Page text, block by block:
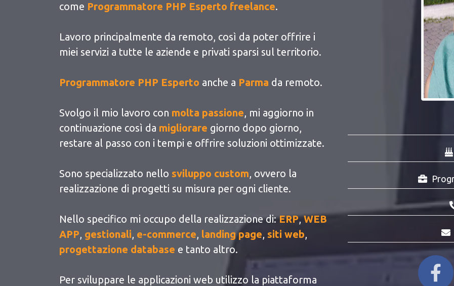
come Programmatore PHP Esperto freelance.
Lavoro principalmente da remoto, così da poter offrire i
miei servizi a tutte le aziende e privati sparsi sul territorio.
Programmatore PHP Esperto anche a Parma da remoto.
Svolgo il mio lavoro con molta passione, mi aggiorno in
continuazione così da migliorare giorno dopo giorno,
restare al passo con i tempi e offrire soluzioni ottimizzate.
Sono specializzato nello sviluppo custom, ovvero la
realizzazione di progetti su misura per ogni cliente.
Nello specifico mi occupo della realizzazione di:ERP,WEB
APP, gestionali, e-commerce, landing page, siti web,
progettazione database e tanto altro.
Per sviluppare le applicazioni web utilizzo la piattaforma